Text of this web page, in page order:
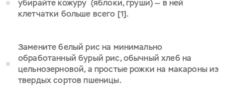
убирайте кожуру (яблоки, груши) — в ней
клетчатки больше всего [1].
Замените белый рис на минимально
обработанный бурый рис, обычный хлеб на
цельнозерновой, а простые рожки на макароны из
твердых сортов пшеницы.